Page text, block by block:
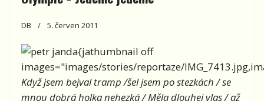
DB 5. červen 2011
{jathumbnail off
images="images/stories/reportaze/
Když jsem bejval tramp /šel jsem po stezkách / se
mnou dobrá holka nehezká / Měla dlouhej vlas / až